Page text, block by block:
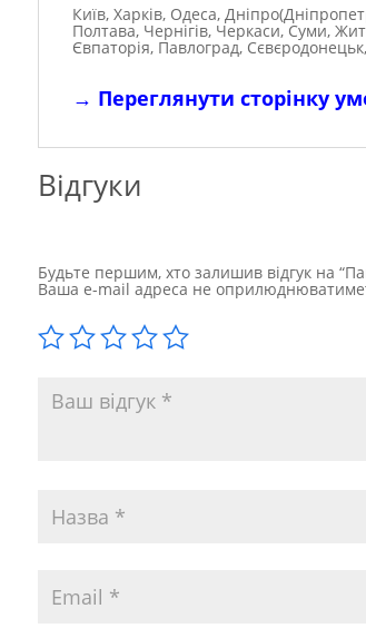
Київ, Харків, Одеса,
Полтава, Чернігів, Черкаси, Суми,
Євпаторія, Павлоград,
→ Переглянути сторінку
Відгуки
Будьте першим, хто залишив відгук на
Ваша e-mail адреса не